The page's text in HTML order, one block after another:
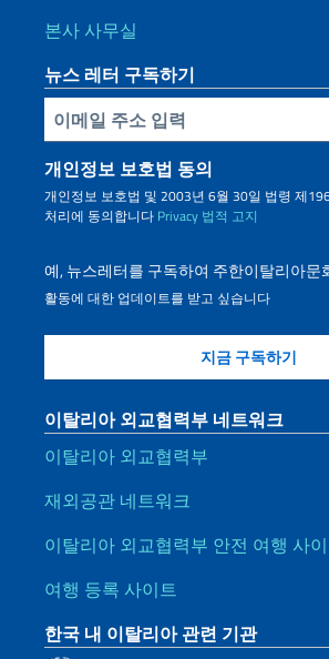
본사 사무실
뉴스 레터 구독하기
Inserisci la tua email
개인정보 보호법 동의
개인정보 보호법 및 2003년 6월 30일 법령 제
처리에 동의합니다 Privacy 법적 고지
예, 뉴스레터를 구독하여 주한이탈리아문
활동에 대한 업데이트를 받고 싶습니다
이탈리아 외교협력부 네트워크
이탈리아 외교협력부
재외공관 네트워크
이탈리아 외교협력부 안전 여행 사
여행 등록 사이트
한국 내 이탈리아 관련 기관